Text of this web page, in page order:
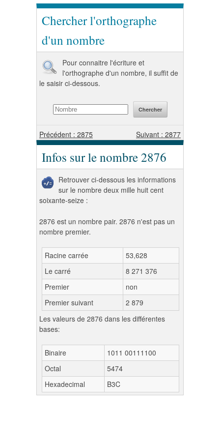
Chercher l'orthographe
d'un nombre
Pour connaitre l'écriture et
l'orthographe d'un nombre, il suffit de
le saisir ci-dessous.
Précédent : 2875 Suivant : 2877
Infos sur le nombre 2876
Retrouver ci-dessous les informations
sur le nombre deux mille huit cent
soixante-seize :
2876 est un nombre pair. 2876 n'est pas un
nombre premier.
Racine carrée
53,628
Le carré
8 271 376
Premier
non
Premier suivant
2 879
Les valeurs de 2876 dans les différentes
bases:
Binaire
1011 00111100
Octal
5474
Hexadecimal
B3C